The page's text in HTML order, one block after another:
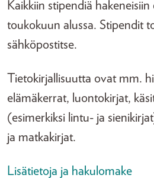
Kaikkiin stipendiä
toukokuun alussa. Stipendit
sähköpostitse.
Tietokirjallisuutta ovat mm.
elämäkerrat, luontokirjat,
(esimerkiksi lintu- ja
ja matkakirjat.
Lisätietoja ja hakulomake